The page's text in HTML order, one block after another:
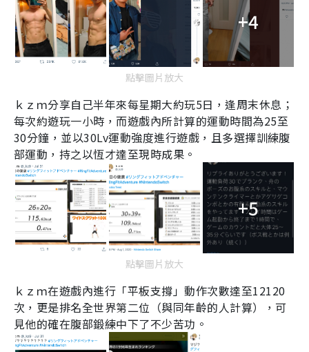
+4
點擊圖片放大
ｋｚｍ分享自己半年來每星期大約玩5日，逢周末休息；
每次約遊玩一小時，而遊戲內所計算的運動時間為25至
30分鐘，並以30Lv運動強度進行遊戲，且多選擇訓練腹
部運動，持之以恆才達至現時成果。
+5
點擊圖片放大
ｋｚｍ在遊戲內進行「平板支撐」動作次數達至12120
次，更是排名全世界第二位（與同年齡的人計算），可
見他的確在腹部鍛練中下了不少苦功。